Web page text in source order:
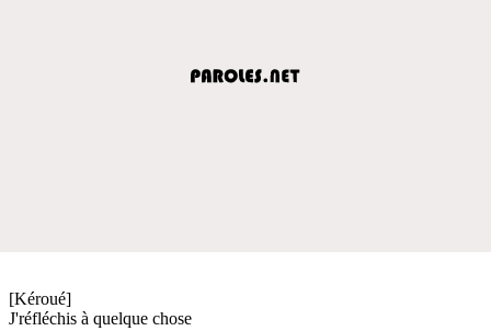
[Kéroué]
J'réfléchis à quelque chose